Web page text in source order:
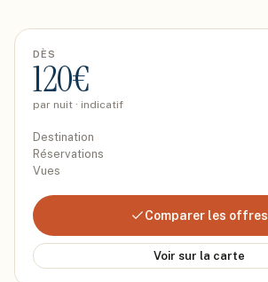
DÈS
120€
par nuit · indicatif
Destination
Réservations
Vues
Comparer les offres
Voir sur la carte